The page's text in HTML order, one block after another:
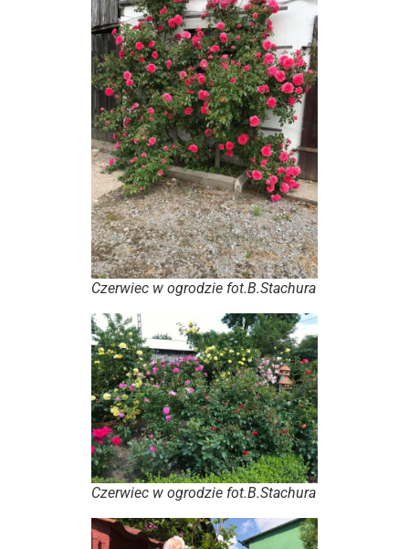
Czerwiec w ogrodzie fot.B.Stachura
Czerwiec w ogrodzie fot.B.Stachura